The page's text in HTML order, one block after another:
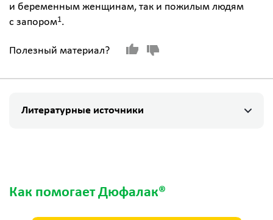
и беременным женщинам, так и пожилым людям
с запором1.
Полезный материал?
Литературные источники
Как помогает Дюфалак®